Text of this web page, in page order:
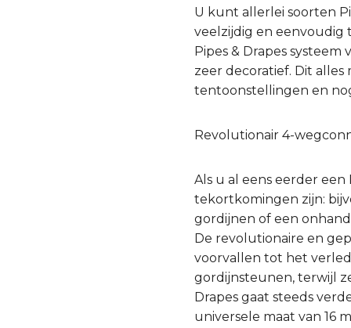
U kunt allerlei soorten
veelzijdig en eenvoudig
Pipes & Drapes
zeer decoratief. Dit
tentoonstellingen en
Revolutionair 4-
Als u al eens eerder
tekortkomingen zijn:
gordijnen of een
De revolutionaire en
voorvallen tot het
gordijnsteunen, terwijl
Drapes gaat steeds
universele maat van 16